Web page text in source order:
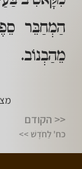
הַמְחַבֵּר
מֵהַבְנוֹב.
<< הקודם
כח' לַחֹדֶשׁ >>